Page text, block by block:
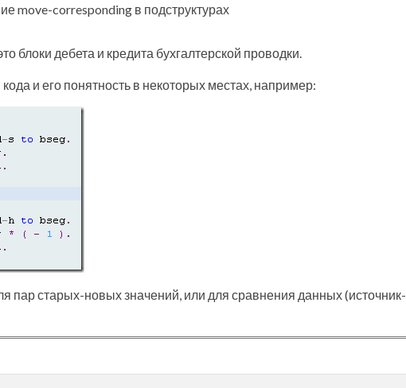
move-corresponding в подструктурах
блоки дебета и кредита бухгалтерской проводки.
и его понятность в некоторых местах, например:
пар старых-новых значений, или для сравнения данных (источник-